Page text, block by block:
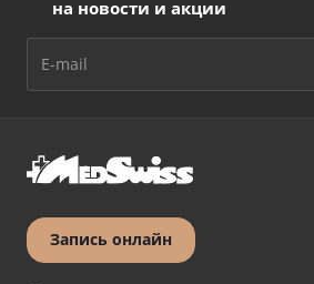
на новости и акции
Запись онлайн